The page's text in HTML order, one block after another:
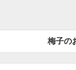
梅子の